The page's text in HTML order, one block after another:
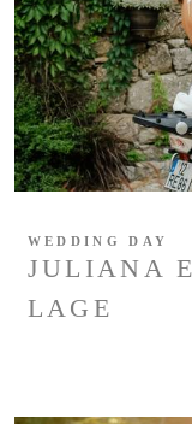
JULIANA
LAGE
WEDDING DAY